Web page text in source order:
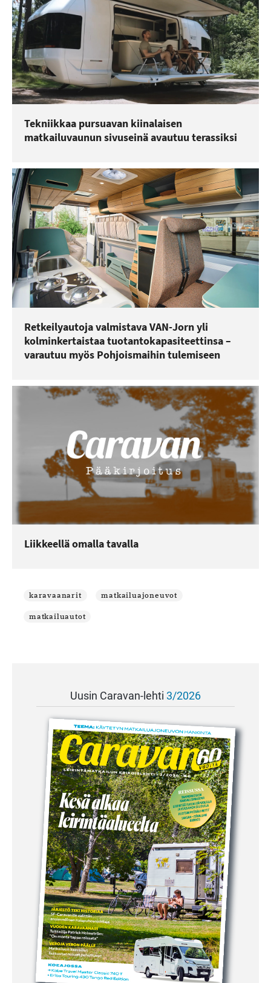
Tekniikkaa pursuavan kiinalaisen
matkailuvaunun sivuseinä avautuu terassiksi
Retkeilyautoja valmistava VAN-Jorn yli
kolminkertaistaa tuotantokapasiteettinsa –
varautuu myös Pohjoismaihin tulemiseen
Liikkeellä omalla tavalla
karavaanarit matkailuajoneuvot
matkailuautot
Uusin Caravan-lehti 3/2026